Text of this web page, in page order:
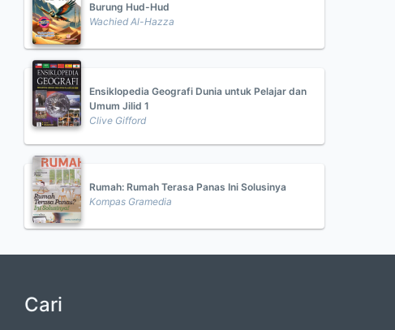
Burung Hud-Hud
Wachied Al-Hazza
Ensiklopedia Geografi Dunia untuk Pelajar dan
Umum Jilid 1
Clive Gifford
Rumah: Rumah Terasa Panas Ini Solusinya
Kompas Gramedia
Cari